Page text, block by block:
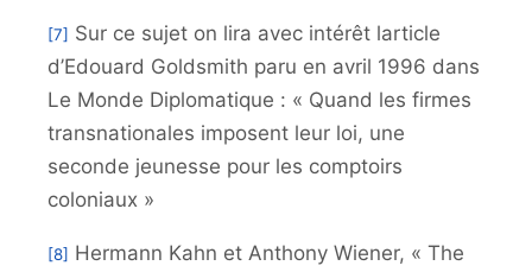
[7] Sur ce sujet on lira avec intérêt larticle
d’Edouard Goldsmith paru en avril 1996 dans
Le Monde Diplomatique : « Quand les firmes
transnationales imposent leur loi, une
seconde jeunesse pour les comptoirs
coloniaux »
[8] Hermann Kahn et Anthony Wiener, « The